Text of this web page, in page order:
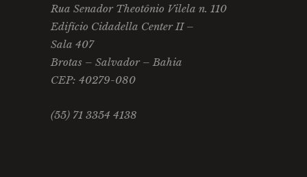
Rua Senador Theotônio Vilela n. 110
Edifício Cidadella Center II –
Sala 407
Brotas – Salvador – Bahia
CEP: 40279-080
(55) 71 3354 4138